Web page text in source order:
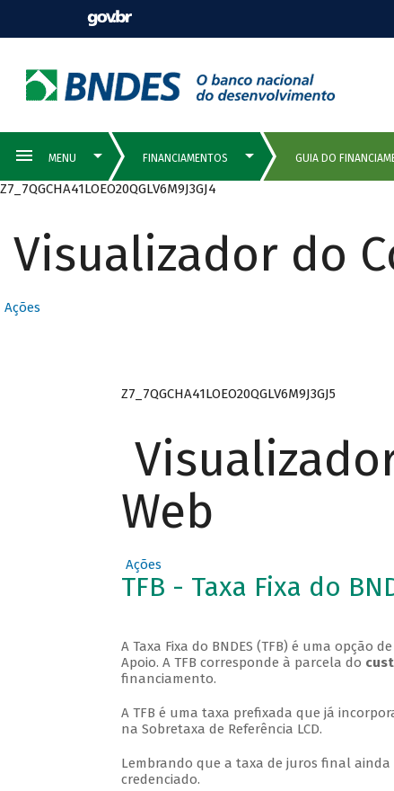
Z7_7QGCHA41LOEO20QGLV6M9J3GJ4
Visualizador do
Ações
Z7_7QGCHA41LOEO20QGLV6M9J3GJ5
Web
Ações
TFB - Taxa Fixa do
A Taxa Fixa do BNDES (TFB) é uma
Apoio. A TFB corresponde à parcela do
financiamento.
A TFB é uma taxa prefixada que já
na Sobretaxa de Referência LCD.
Lembrando que a taxa de juros final
credenciado.